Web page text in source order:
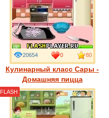
Кулинарный класс Сары -
Домашняя пицца
20654 0 80
FLASH